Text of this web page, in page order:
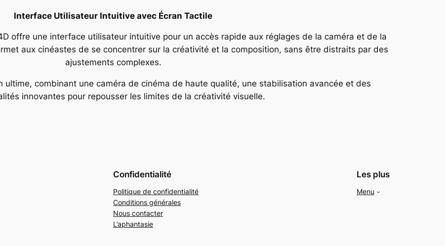
Interface Utilisateur Intuitive avec Écran Tactile
offre une interface utilisateur intuitive pour un accès rapide aux réglages de la caméra et de la
aux cinéastes de se concentrer sur la créativité et la composition, sans être distraits par des
ajustements complexes.
ultime, combinant une caméra de cinéma de haute qualité, une stabilisation avancée et des
innovantes pour repousser les limites de la créativité visuelle.
Confidentialité
Politique de confidentialité
Conditions générales
Nous contacter
L’aphantasie
Les plus
Menu